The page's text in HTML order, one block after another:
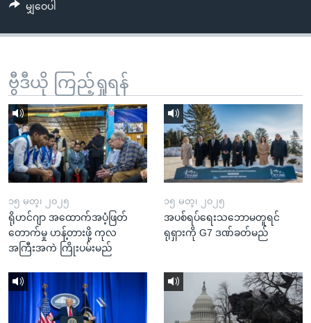
ရှာဖွေ
နေရာ
သို့
ကျော်
ရန်
မျှဝေပါ
ဗွီဒီယို ကြည့်ရှုရန်
၁၅ မတ္၊ ၂၀၂၅
ရိုဟင်ဂျာ အထောက်အပံ့ဖြတ်
တောက်မှု ဟန့်တားဖို့ ကုလ
အကြီးအကဲ ကြိုးပမ်းမည်
၁၅ မတ္၊ ၂၀၂၅
အပစ်ရပ်ရေးသဘောမတူရင်
ရုရှားကို G7 ဒဏ်ခတ်မည်